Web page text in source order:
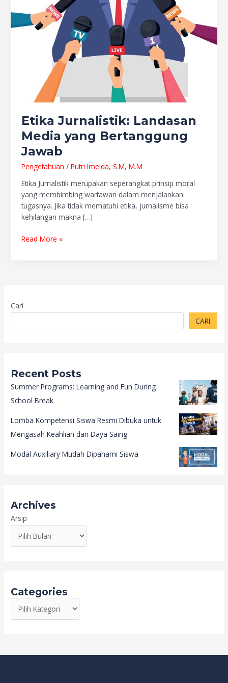
Etika Jurnalistik: Landasan
Media yang Bertanggung
Jawab
Pengetahuan / Putri Imelda, S.M, M.M
Etika Jurnalistik merupakan seperangkat prinsip moral
yang membimbing wartawan dalam menjalankan
tugasnya. Jika tidak mematuhi etika, jurnalisme bisa
kehilangan makna […]
Read More »
Cari
CARI
Recent Posts
Summer Programs: Learning and Fun During
School Break
Lomba Kompetensi Siswa Resmi Dibuka untuk
Mengasah Keahlian dan Daya Saing
Modal Auxiliary Mudah Dipahami Siswa
Archives
Arsip
Categories